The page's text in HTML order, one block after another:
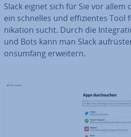
Slack eignet sich für Sie vor allem
ein schnelles und ef­fi­zi­en­tes
ni­ka­ti­on sucht. Durch die
und Bots kann man Slack
ons­um­fang erweitern.